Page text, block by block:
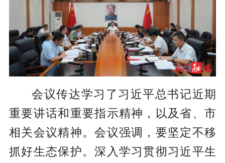
会议传达学习了习近平总书记近期
重要讲话和重要指示精神，以及省、市
相关会议精神。会议强调，要坚定不移
抓好生态保护。深入学习贯彻习近平生